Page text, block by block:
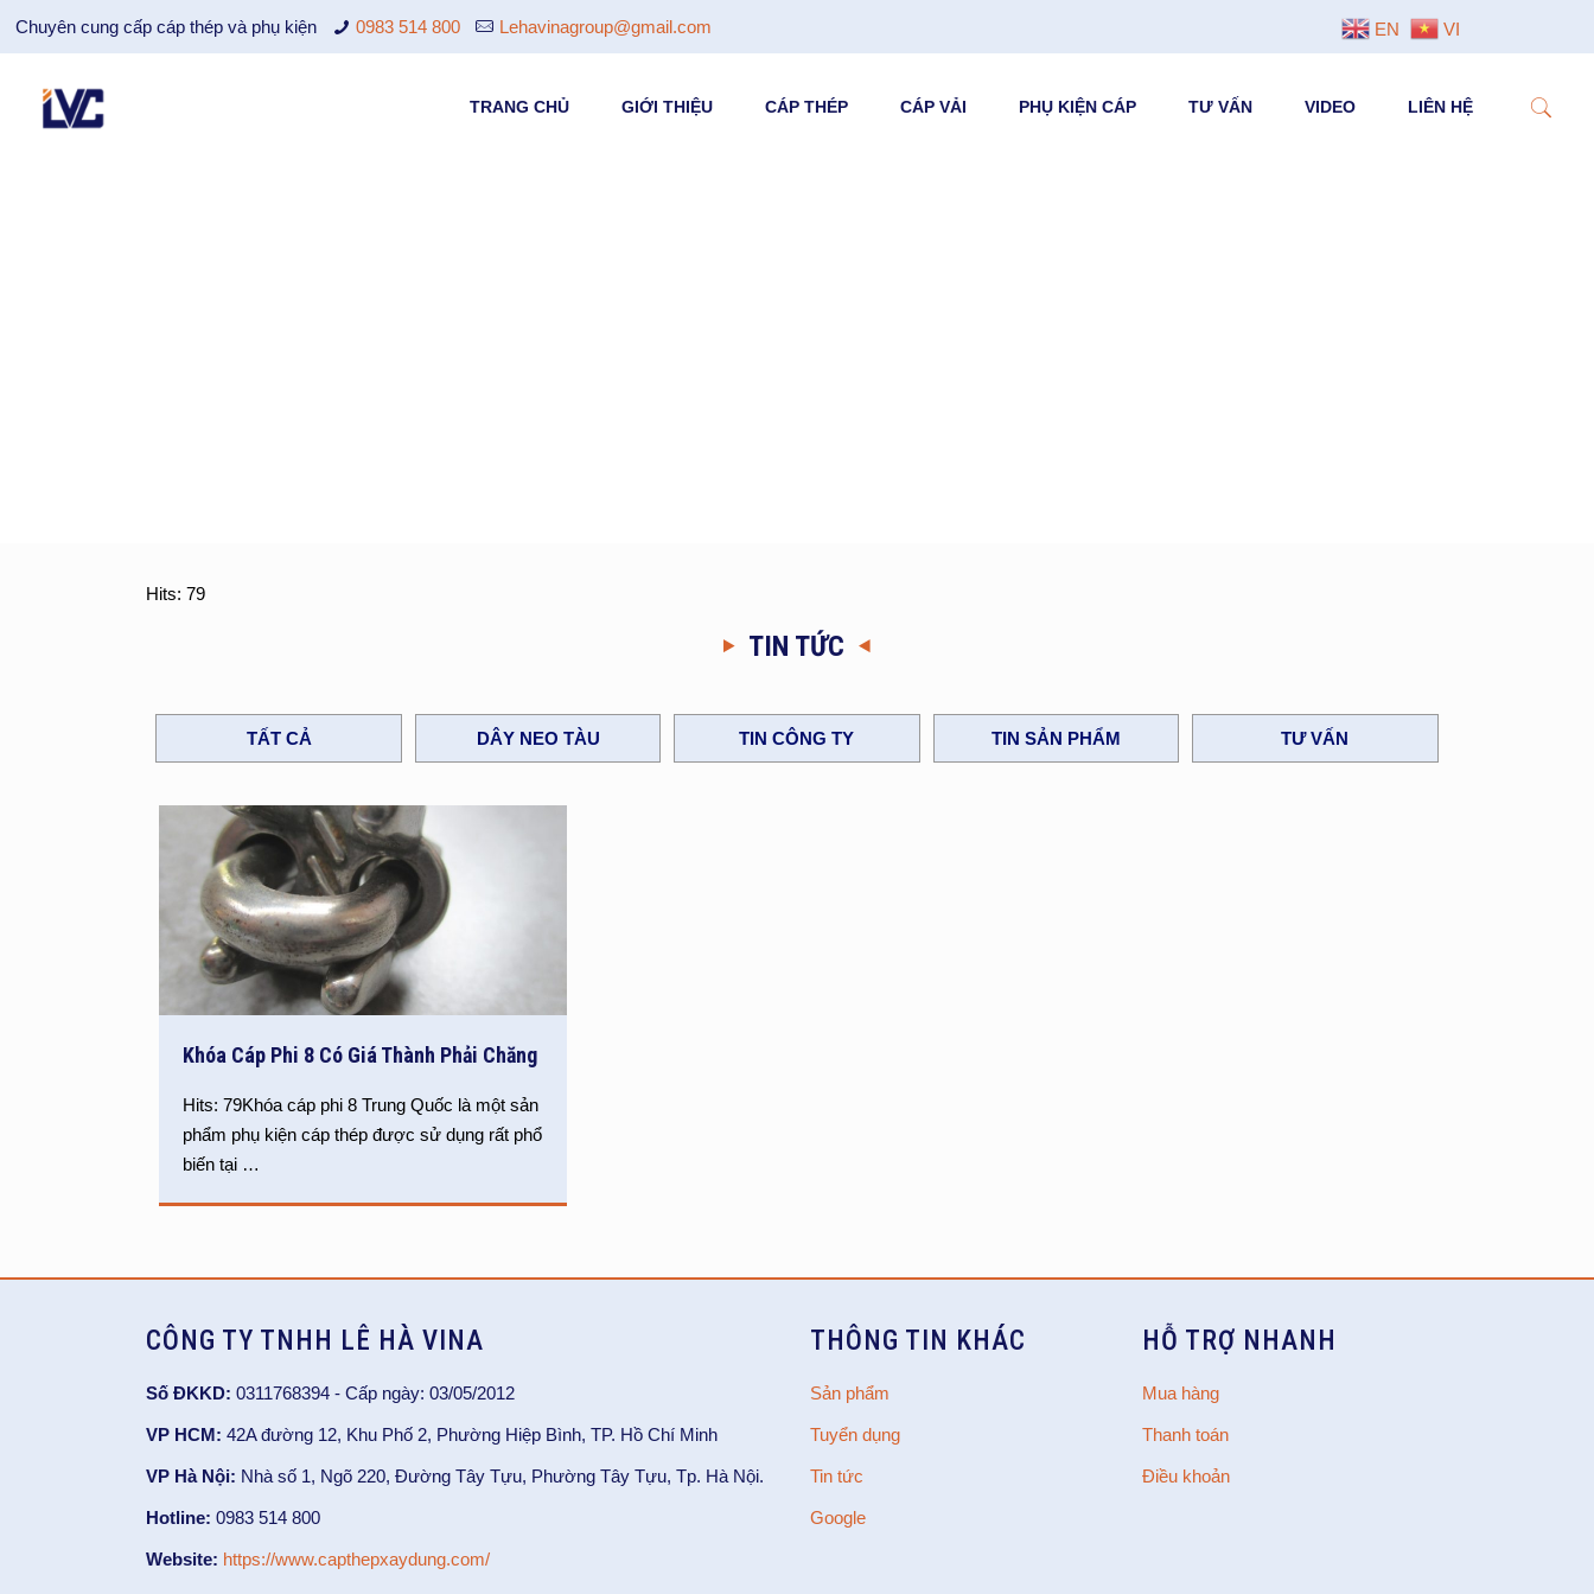
Chuyên cung cấp cáp thép và phụ kiện 0983 514 800 Lehavinagroup@gmail.com
TRANG CHỦ GIỚI THIỆU CÁP THÉP CÁP VẢI PHỤ KIỆN CÁP TƯ VẤN VIDEO LIÊN HỆ
Hits: 79
TIN TỨC
TẤT CẢ DÂY NEO TÀU TIN CÔNG TY TIN SẢN PHẨM TƯ VẤN
Khóa Cáp Phi 8 Có Giá Thành Phải Chăng
Hits: 79Khóa cáp phi 8 Trung Quốc là một sản
phẩm phụ kiện cáp thép được sử dụng rất phổ
biến tại …
CÔNG TY TNHH LÊ HÀ VINA
Số ĐKKD: 0311768394 - Cấp ngày: 03/05/2012
VP HCM: 42A đường 12, Khu Phố 2, Phường Hiệp Bình, TP. Hồ Chí Minh
VP Hà Nội: Nhà số 1, Ngõ 220, Đường Tây Tựu, Phường Tây Tựu, Tp. Hà Nội.
Hotline: 0983 514 800
Website: https://www.capthepxaydung.com/
THÔNG TIN KHÁC
Sản phẩm
Tuyển dụng
Tin tức
Google
HỖ TRỢ NHANH
Mua hàng
Thanh toán
Điều khoản
EN VI